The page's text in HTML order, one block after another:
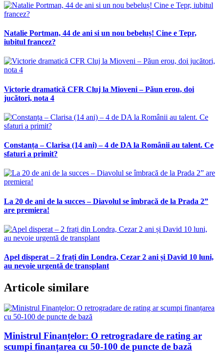
Natalie Portman, 44 de ani si un nou bebeluș! Cine e Tepr,
iubitul francez?
Victorie dramatică CFR Cluj la Mioveni – Păun erou, doi
jucători, nota 4
Constanța – Clarisa (14 ani) – 4 de DA la Românii au talent. Ce
sfaturi a primit?
La 20 de ani de la succes – Diavolul se îmbracă de la Prada 2”
are premiera!
Apel disperat – 2 frați din Londra, Cezar 2 ani și David 10 luni,
au nevoie urgentă de transplant
Articole similare
Ministrul Finanțelor: O retrogradare de rating ar
scumpi finanțarea cu 50-100 de puncte de bază